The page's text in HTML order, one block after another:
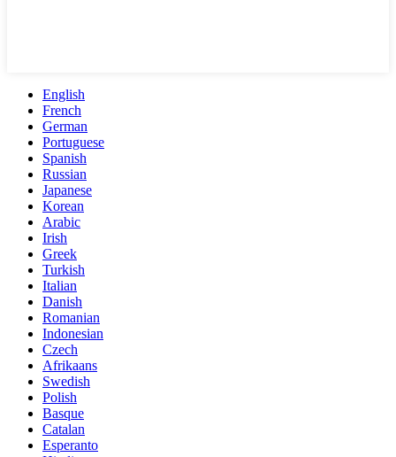
English
French
German
Portuguese
Spanish
Russian
Japanese
Korean
Arabic
Irish
Greek
Turkish
Italian
Danish
Romanian
Indonesian
Czech
Afrikaans
Swedish
Polish
Basque
Catalan
Esperanto